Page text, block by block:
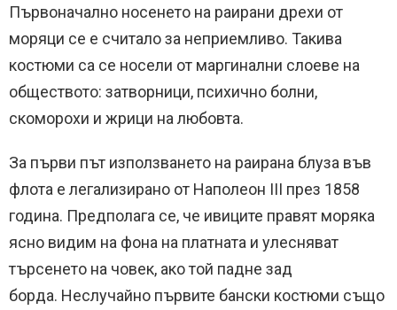
Първоначално носенето на раирани дрехи от
моряци се е считало за неприемливо. Такива
костюми са се носели от маргинални слоеве на
обществото: затворници, психично болни,
скоморохи и жрици на любовта.
За първи път използването на раирана блуза във
флота е легализирано от Наполеон III през 1858
година. Предполага се, че ивиците правят моряка
ясно видим на фона на платната и улесняват
търсенето на човек, ако той падне зад
борда. Неслучайно първите бански костюми също